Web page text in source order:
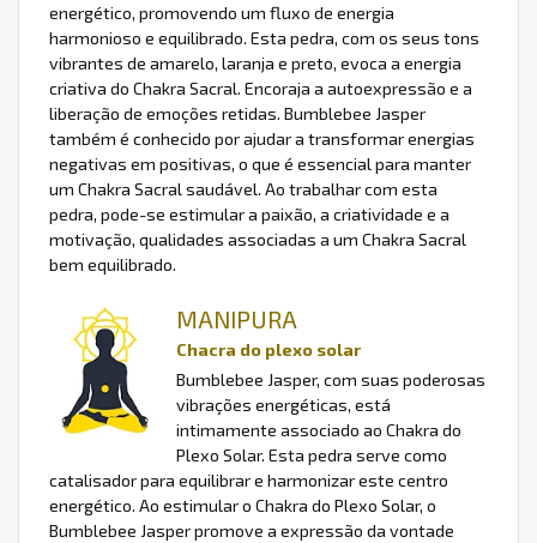
energético, promovendo um fluxo de energia
harmonioso e equilibrado. Esta pedra, com os seus tons
vibrantes de amarelo, laranja e preto, evoca a energia
criativa do Chakra Sacral. Encoraja a autoexpressão e a
liberação de emoções retidas. Bumblebee Jasper
também é conhecido por ajudar a transformar energias
negativas em positivas, o que é essencial para manter
um Chakra Sacral saudável. Ao trabalhar com esta
pedra, pode-se estimular a paixão, a criatividade e a
motivação, qualidades associadas a um Chakra Sacral
bem equilibrado.
MANIPURA
Chacra do plexo solar
Bumblebee Jasper, com suas poderosas
vibrações energéticas, está
intimamente associado ao Chakra do
Plexo Solar. Esta pedra serve como
catalisador para equilibrar e harmonizar este centro
energético. Ao estimular o Chakra do Plexo Solar, o
Bumblebee Jasper promove a expressão da vontade